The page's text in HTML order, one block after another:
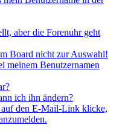
aber die Forenuhr geht
Board nicht zur Auswahl!
meinem Benutzernamen
ich ihn ändern?
auf den E-Mail-Link klicke,